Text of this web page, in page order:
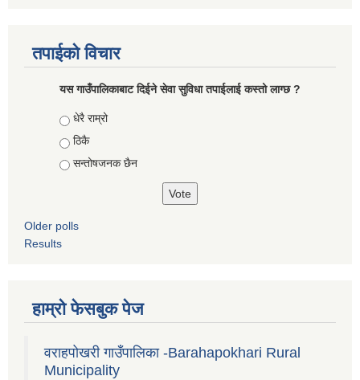
तपाईको विचार
यस गाउँपालिकाबाट दिईने सेवा सुविधा तपाईलाई कस्तो लाग्छ ?
Choices
धेरै राम्रो
ठिकै
सन्तोषजनक छैन
Older polls
Results
हाम्रो फेसबुक पेज
वराहपोखरी गाउँपालिका -Barahapokhari Rural
Municipality